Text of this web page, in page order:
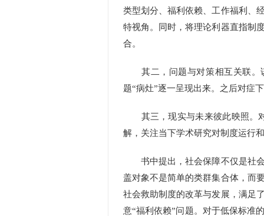
类型划分、福利依赖、工作福利、
特视角。同时，将理论利器直指制
合。
其二，问题与对策相互关联。该
题“病灶”逐一呈现出来。之后对症
其三，现实与未来彼此映照。对
解，关注当下学术研究对制度运行
书中提出，社会保障不仅是社会
盖对象不是简单的类群集合体，而
社会救助制度的改革与发展，满足
意“福利依赖”问题。对于低保标准